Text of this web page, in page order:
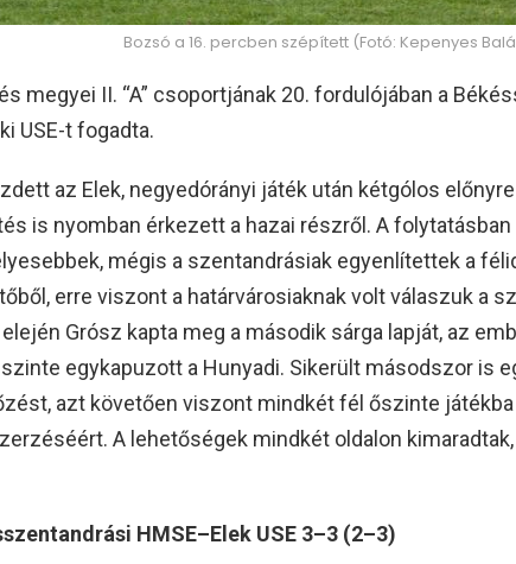
Bozsó a 16. percben szépített (Fotó: Kepenyes
megyei II. “A” csoportjának 20. fordulójában a
USE-t fogadta.
az Elek, negyedórányi játék után kétgólos
is nyomban érkezett a hazai részről. A folytatásban
mégis a szentandrásiak egyenlítettek a
erre viszont a határvárosiaknak volt válaszuk a
Grósz kapta meg a második sárga lapját, az
egykapuzott a Hunyadi. Sikerült másodszor is
azt követően viszont mindkét fél őszinte
A lehetőségek mindkét oldalon
HMSE–Elek USE 3–3 (2–3)